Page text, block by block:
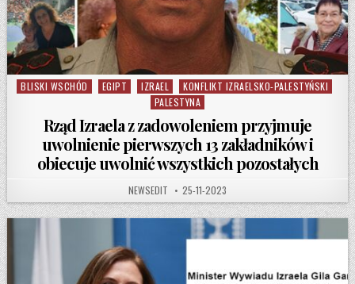
Posted in
BLISKI WSCHÓD EGIPT IZRAEL
KONFLIKT IZRAELSKO-PALESTYŃSKI
PALESTYNA
Rząd Izraela z zadowoleniem przyjmuje
uwolnienie pierwszych 13 zakładników i
obiecuje uwolnić wszystkich pozostałych
AUTHOR:
NEWSEDIT PUBLISHED DATE:
25-11-2023